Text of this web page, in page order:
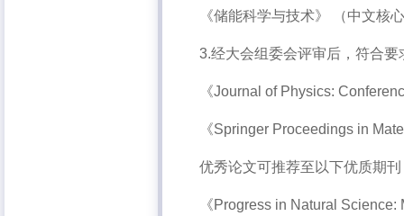
《储能科学与技术》 （中文核
3.经大会组委会评审后，符合
《Journal of Physics:
《Springer Proceedings in
优秀论文可推荐至以下优质期刊
《Progress in Natural Science: